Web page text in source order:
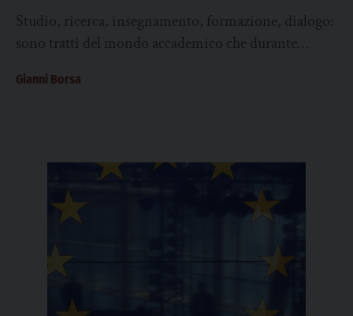
Studio, ricerca, insegnamento, formazione, dialogo:
sono tratti del mondo accademico che durante
Nel...
Gianni Borsa